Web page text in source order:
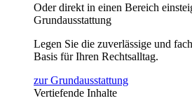
Oder direkt in einen Bereich
Grundausstattung
Legen Sie die zuverlässige und
Basis für Ihren Rechtsalltag.
zur Grundausstattung
Vertiefende Inhalte